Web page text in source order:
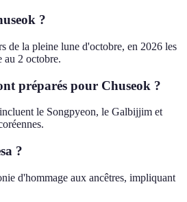
?
de la pleine lune d'octobre, en 2026 les
au 2 octobre.
préparés pour Chuseok ?
le Songpyeon, le Galbijjim et
?
d'hommage aux ancêtres, impliquant